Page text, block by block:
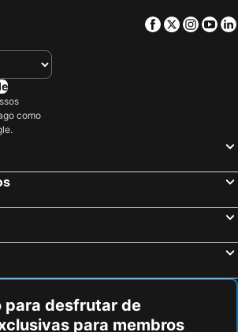
Facebook
Twitter
como
para desfrutar de
para membros